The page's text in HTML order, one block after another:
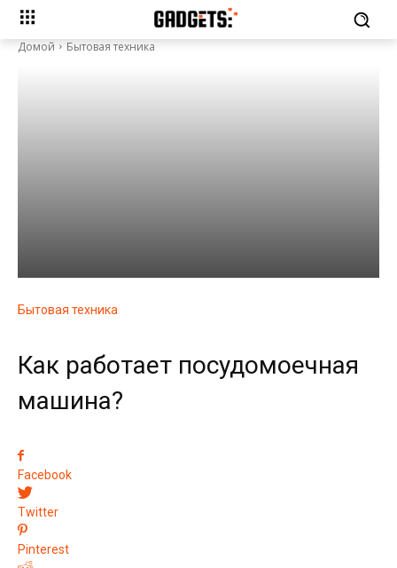
Домой Бытовая техника
Бытовая техника
Как работает посудомоечная
машина?
Facebook
Twitter
Pinterest